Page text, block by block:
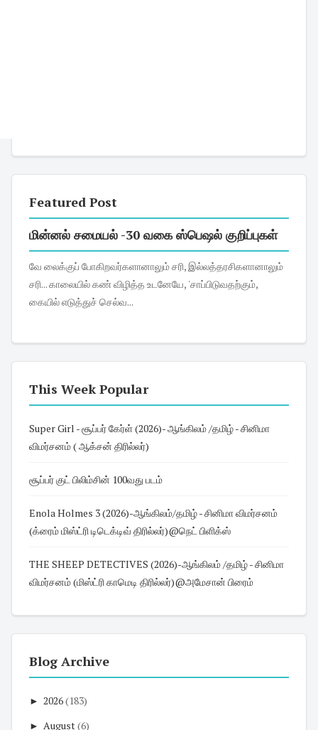
Featured Post
மின்னல் சமையல் -30 வகை ஸ்பெஷல் குறிப்புகள்
வே லைக்குப் போகிறவர்களானாலும் சரி, இல்லத்தரசிகளானாலும்
சரி... காலையில் கண் விழித்த உடனேயே, 'சாப்பிடுவதற்கும்,
கையில் எடுத்துச் செல்வ...
This Week Popular
Super Girl - சூப்பர் கேர்ள் (2026)- ஆங்கிலம் /தமிழ் - சினிமா
விமர்சனம் ( ஆக்சன் திரில்லர்)
சூப்பர் குட் பிலிம்சின் 100வது படம்
Enola Holmes 3 (2026)-ஆங்கிலம்/தமிழ் - சினிமா விமர்சனம்
(க்ரைம் மிஸ்ட்ரி டிடெக்டிவ் திரில்லர்)@நெட் பிளிக்ஸ்
THE SHEEP DETECTIVES (2026)-ஆங்கிலம் /தமிழ் - சினிமா
விமர்சனம் (மிஸ்ட்ரி காமெடி திரில்லர்)@அமேசான் பிரைம்
Blog Archive
► 2026(183)
► August(6)